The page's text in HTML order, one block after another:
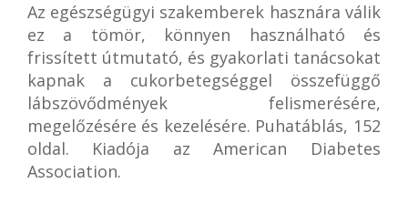
Az egészségügyi szakemberek hasznára válik
ez a tömör, könnyen használható és
frissített útmutató, és gyakorlati tanácsokat
kapnak a cukorbetegséggel összefüggő
lábszövődmények felismerésére,
megelőzésére és kezelésére. Puhatáblás, 152
oldal. Kiadója az American Diabetes
Association.